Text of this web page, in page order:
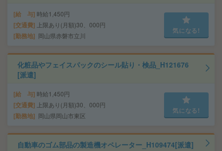
給 与 時給1,450円
交通費 上限あり(月額)30、000円
勤務地 岡山県赤磐市立川
気になる!
化粧品やフェイスパックのシール貼り・検品_H121676
[派遣]
給 与 時給1,450円
交通費 上限あり(月額)30、000円
勤務地 岡山県岡山市東区
気になる!
自動車のゴム部品の製造機オペレーター_H109474[派遣]